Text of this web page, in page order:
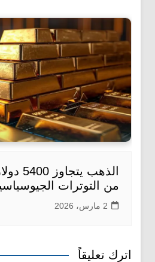
الذهب
من التوترات
2 مارس، 2026
اترك تعليقاً